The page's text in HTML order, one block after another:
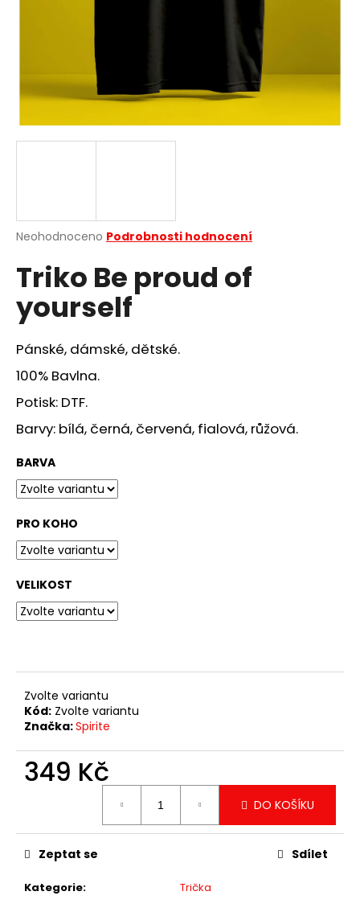
Průměrné
produktu
z
5
hvězdiček.
Neohodnoceno Podrobnosti hodnocení
Triko Be proud of
yourself
Pánské, dámské, dětské.
100% Bavlna.
Potisk: DTF.
Barvy: bílá, černá, červená, fialová, růžová.
BARVA
PRO KOHO
VELIKOST
Zvolte variantu
Kód: Zvolte variantu
Značka:Spirite
349 Kč
DO KOŠÍKU
Kategorie: Trička
Zeptat se Sdílet
?
o
p
o
r
u
u
j
m
TRIKO
CARTOON
349
Kč